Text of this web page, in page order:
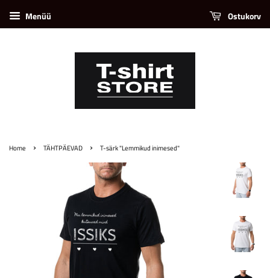
Menüü Ostukorv
Home › TÄHTPÄEVAD › T-särk "Lemmikud inimesed"